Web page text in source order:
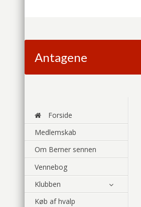
Antagene
Forside
Medlemskab
Om Berner sennen
Vennebog
Klubben
Køb af hvalp